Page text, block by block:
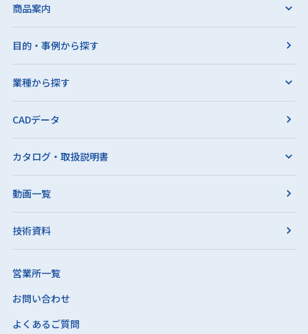
商品案内
目的・事例から探す
業種から探す
CADデータ
カタログ・取扱説明書
動画一覧
技術資料
営業所一覧
お問い合わせ
よくあるご質問